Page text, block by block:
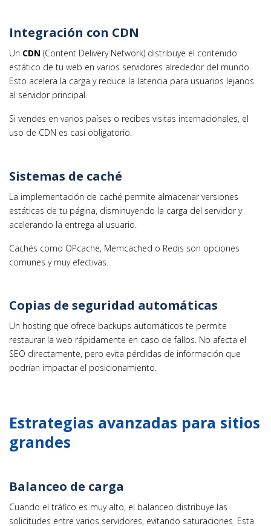
Integración con CDN
Un CDN (Content Delivery Network) distribuye el contenido
estático de tu web en varios servidores alrededor del mundo.
Esto acelera la carga y reduce la latencia para usuarios lejanos
al servidor principal.
Si vendes en varios países o recibes visitas internacionales, el
uso de CDN es casi obligatorio.
Sistemas de caché
La implementación de caché permite almacenar versiones
estáticas de tu página, disminuyendo la carga del servidor y
acelerando la entrega al usuario.
Cachés como OPcache, Memcached o Redis son opciones
comunes y muy efectivas.
Copias de seguridad automáticas
Un hosting que ofrece backups automáticos te permite
restaurar la web rápidamente en caso de fallos. No afecta el
SEO directamente, pero evita pérdidas de información que
podrían impactar el posicionamiento.
Estrategias avanzadas para sitios
grandes
Balanceo de carga
Cuando el tráfico es muy alto, el balanceo distribuye las
solicitudes entre varios servidores, evitando saturaciones. Esta